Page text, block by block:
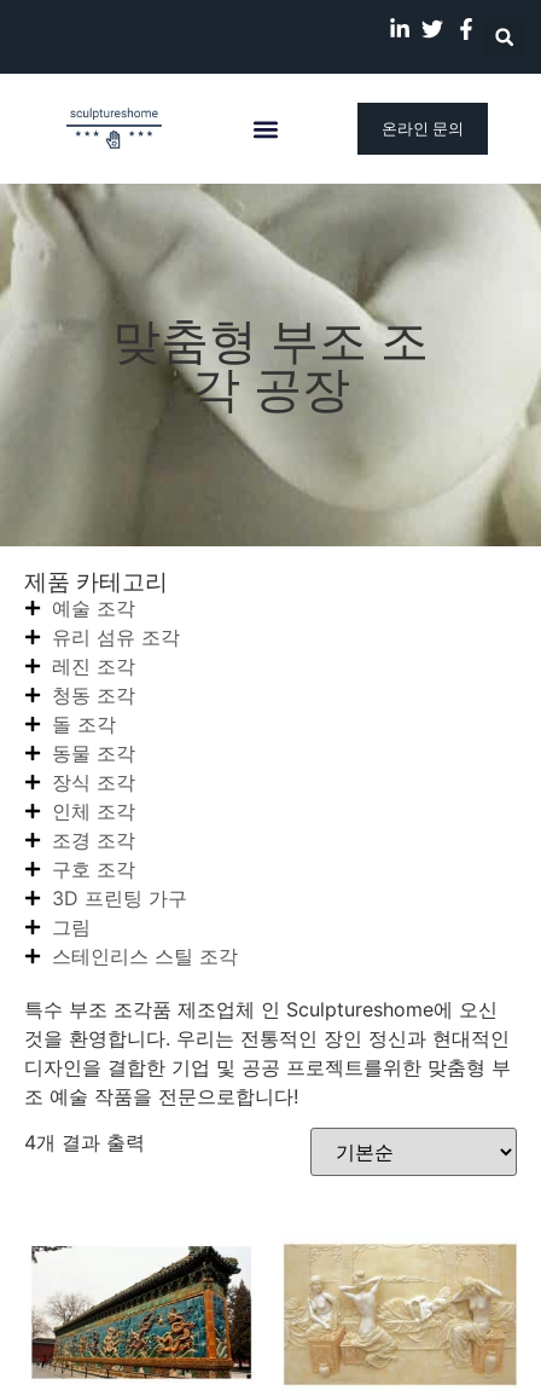
온라인 문의
맞춤형 부조 조
각 공장
제품 카테고리
예술 조각
유리 섬유 조각
레진 조각
청동 조각
돌 조각
동물 조각
장식 조각
인체 조각
조경 조각
구호 조각
3D 프린팅 가구
그림
스테인리스 스틸 조각
특수 부조 조각품 제조업체 인 Sculptureshome에 오신
것을 환영합니다. 우리는 전통적인 장인 정신과 현대적인
디자인을 결합한 기업 및 공공 프로젝트를위한 맞춤형 부
조 예술 작품을 전문으로합니다!
4개 결과 출력